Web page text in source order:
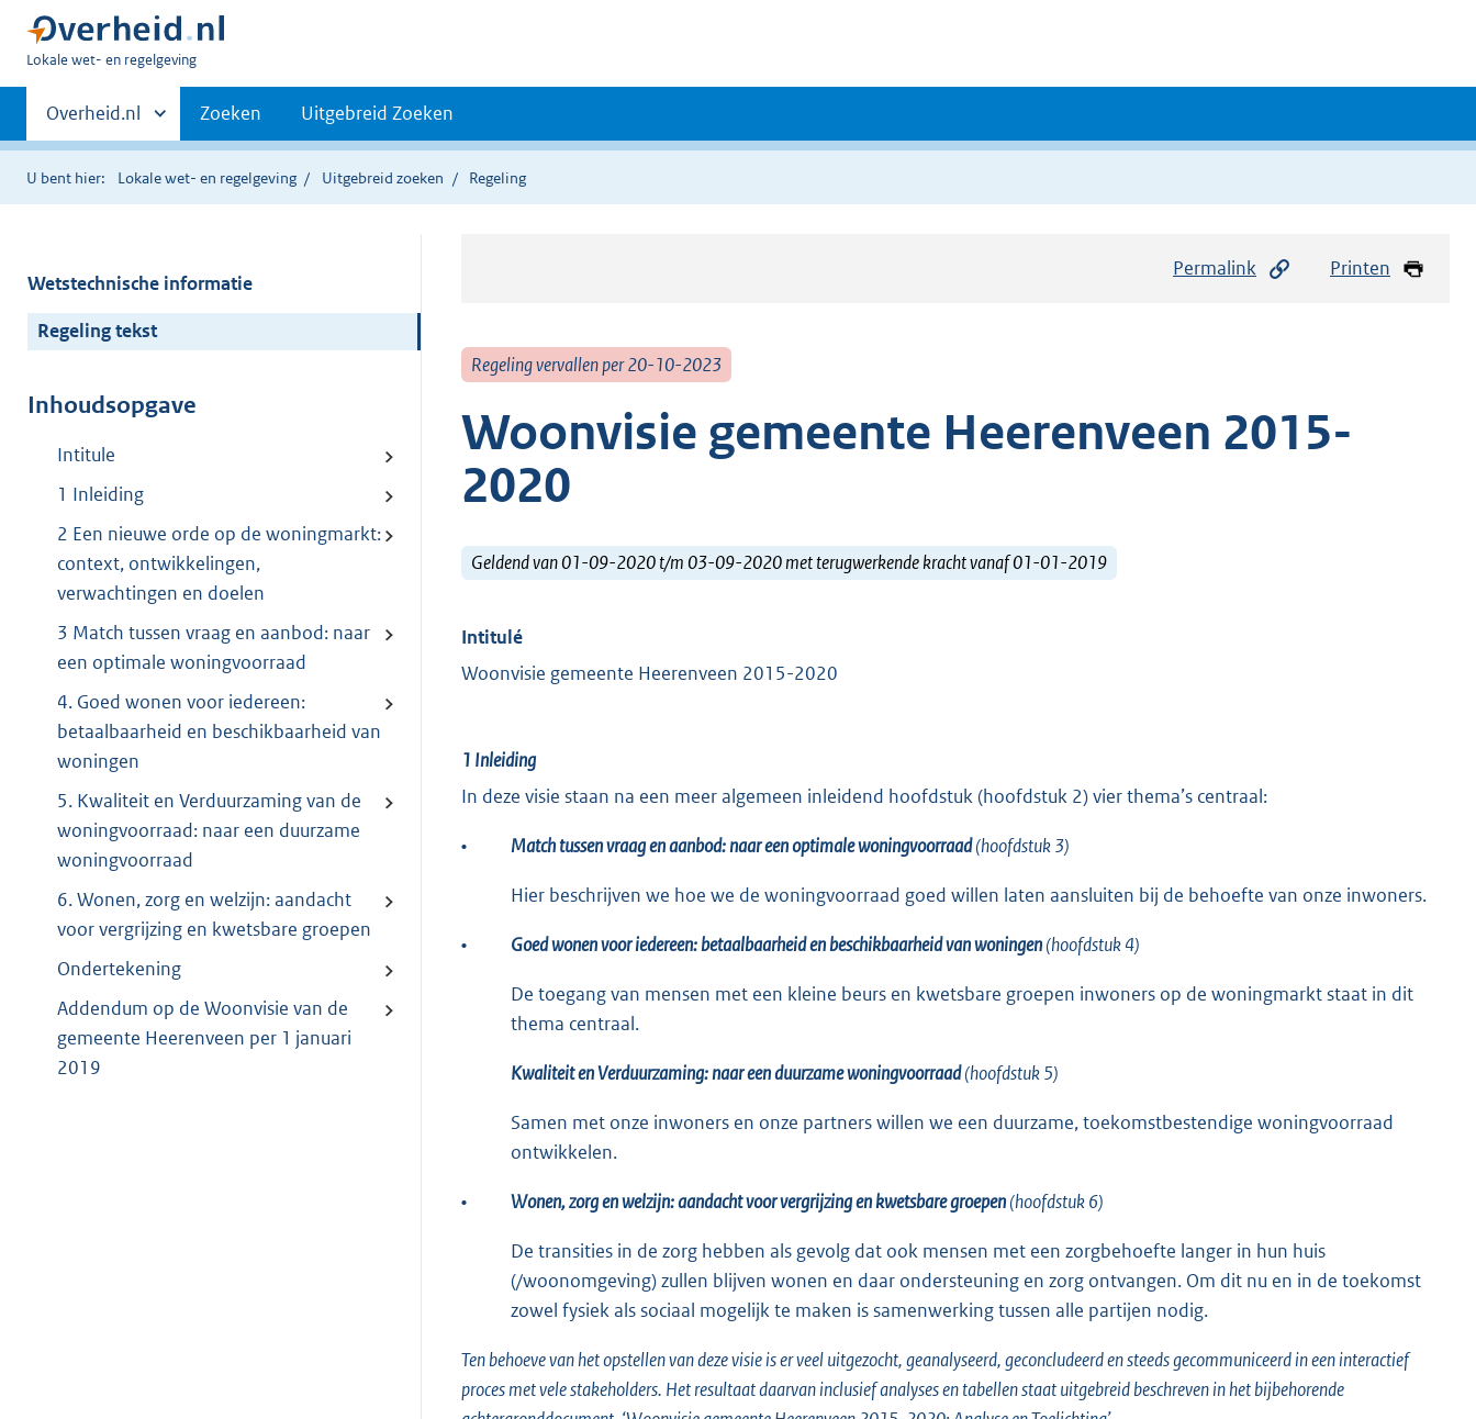
U
hier:
Lokale wet- en regelgeving
Primaire
navigatie
Andere
sites
binnen
Overheid.nl Zoeken Uitgebreid Zoeken
U bent hier: Lokale wet- en regelgeving Uitgebreid zoeken Regeling
Wetstechnische informatie
Regeling tekst
Inhoudsopgave
Intitule
1 Inleiding
2 Een nieuwe orde op de woningmarkt:
context, ontwikkelingen,
verwachtingen en doelen
3 Match tussen vraag en aanbod: naar
een optimale woningvoorraad
4. Goed wonen voor iedereen:
betaalbaarheid en beschikbaarheid van
woningen
5. Kwaliteit en Verduurzaming van de
woningvoorraad: naar een duurzame
woningvoorraad
6. Wonen, zorg en welzijn: aandacht
voor vergrijzing en kwetsbare groepen
Ondertekening
Addendum op de Woonvisie van de
gemeente Heerenveen per 1 januari
2019
Permalink Printen
Regeling vervallen per 20-10-2023
Woonvisie gemeente Heerenveen 2015-
2020
Geldend van 01-09-2020 t/m 03-09-2020 met terugwerkende kracht vanaf 01-01-2019
Intitulé
Woonvisie gemeente Heerenveen 2015-2020
1 Inleiding
In deze visie staan na een meer algemeen inleidend hoofdstuk (hoofdstuk 2) vier thema’s centraal:
• Match tussen vraag en aanbod: naar een optimale woningvoorraad(hoofdstuk 3)
Hier beschrijven we hoe we de woningvoorraad goed willen laten aansluiten bij de behoefte van onze inwoners.
• Goed wonen voor iedereen: betaalbaarheid en beschikbaarheid van woningen(hoofdstuk 4)
De toegang van mensen met een kleine beurs en kwetsbare groepen inwoners op de woningmarkt staat in dit
thema centraal.
Kwaliteit en Verduurzaming: naar een duurzame woningvoorraad(hoofdstuk 5)
Samen met onze inwoners en onze partners willen we een duurzame, toekomstbestendige woningvoorraad
ontwikkelen.
• Wonen, zorg en welzijn: aandacht voor vergrijzing en kwetsbare groepen(hoofdstuk 6)
De transities in de zorg hebben als gevolg dat ook mensen met een zorgbehoefte langer in hun huis
(/woonomgeving) zullen blijven wonen en daar ondersteuning en zorg ontvangen. Om dit nu en in de toekomst
zowel fysiek als sociaal mogelijk te maken is samenwerking tussen alle partijen nodig.
Ten behoeve van het opstellen van deze visie is er veel uitgezocht, geanalyseerd, geconcludeerd en steeds gecommuniceerd in een interactief
proces met vele stakeholders. Het resultaat daarvan inclusief analyses en tabellen staat uitgebreid beschreven in het bijbehorende